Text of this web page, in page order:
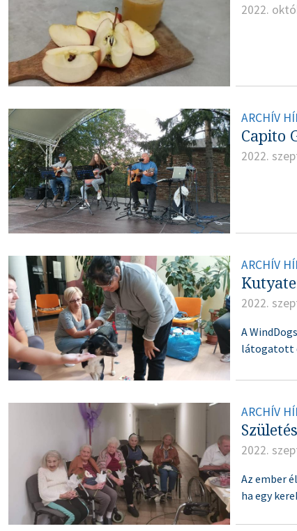
2022.
ARCHÍV
Capito
2022.
ARCHÍV
2022.
A
látogatott
ARCHÍV
2022.
Az ember
ha egy